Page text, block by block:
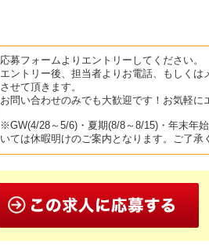
応募フォームよりエントリーしてください。
エントリー後、担当者よりお電話、もしくは
させて頂きます。
お問い合わせのみでも大歓迎です！お気軽
※GW(4/28～5/6)・夏期(8/8～8/15)・年末年
いては休暇明けのご案内となります。ご了承